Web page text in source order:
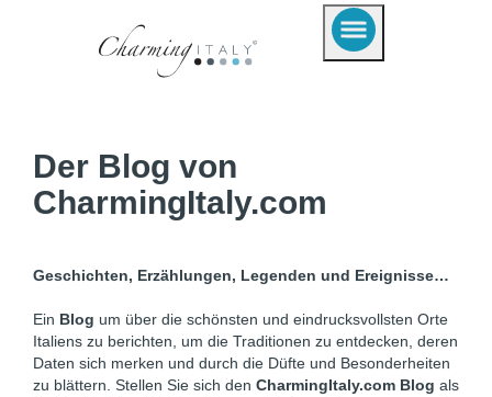
Der Blog von
CharmingItaly.com
Geschichten, Erzählungen, Legenden und Ereignisse…
Ein Blog um über die schönsten und eindrucksvollsten Orte
Italiens zu berichten, um die Traditionen zu entdecken, deren
Daten sich merken und durch die Düfte und Besonderheiten
zu blättern. Stellen Sie sich den CharmingItaly.com Blog als